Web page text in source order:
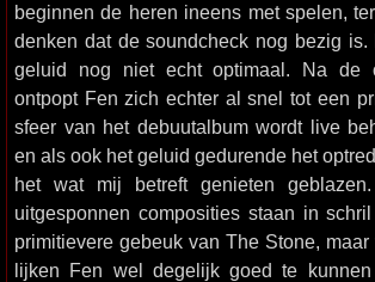
beginnen de heren ineens met spelen,
denken dat de soundcheck nog bezig
geluid nog niet echt optimaal. Na de
ontpopt Fen zich echter al snel tot een
sfeer van het debuutalbum wordt live
en als ook het geluid gedurende het
het wat mij betreft genieten
uitgesponnen composities staan in
primitievere gebeuk van The Stone,
lijken Fen wel degelijk goed te kunnen